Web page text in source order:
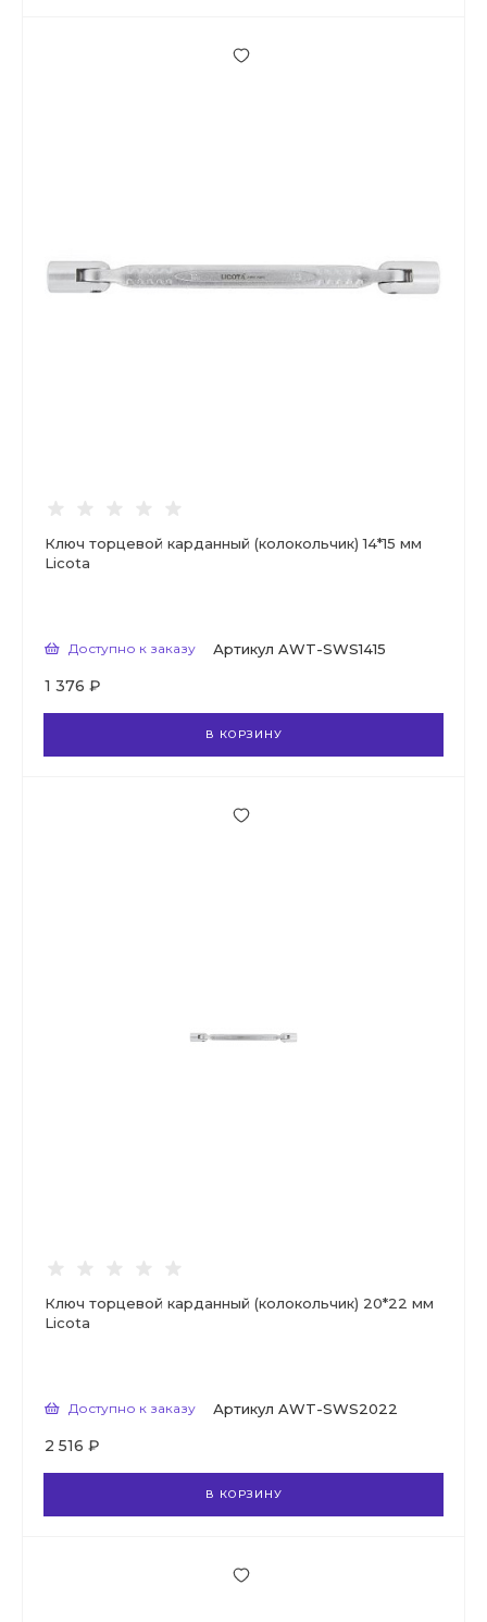
Ключ торцевой карданный (колокольчик) 14*15 мм
Licota
Доступно к заказу Артикул AWT-SWS1415
1 376 ₽
В КОРЗИНУ
Ключ торцевой карданный (колокольчик) 20*22 мм
Licota
Доступно к заказу Артикул AWT-SWS2022
2 516 ₽
В КОРЗИНУ